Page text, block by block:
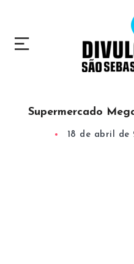
Supermercado
18 de abril de